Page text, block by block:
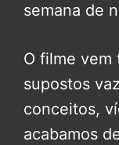
semana de
O filme vem
supostos
conceitos,
acabamos